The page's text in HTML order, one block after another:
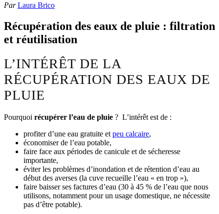
Par Laura Brico
Récupération des eaux de pluie : filtration
et réutilisation
L’INTÉRÊT DE LA
RÉCUPÉRATION DES EAUX DE
PLUIE
Pourquoi récupérer l’eau de pluie ? L’intérêt est de :
profiter d’une eau gratuite et peu calcaire,
économiser de l’eau potable,
faire face aux périodes de canicule et de sécheresse
importante,
éviter les problèmes d’inondation et de rétention d’eau au
début des averses (la cuve recueille l’eau « en trop »),
faire baisser ses factures d’eau (30 à 45 % de l’eau que nous
utilisons, notamment pour un usage domestique, ne nécessite
pas d’être potable).